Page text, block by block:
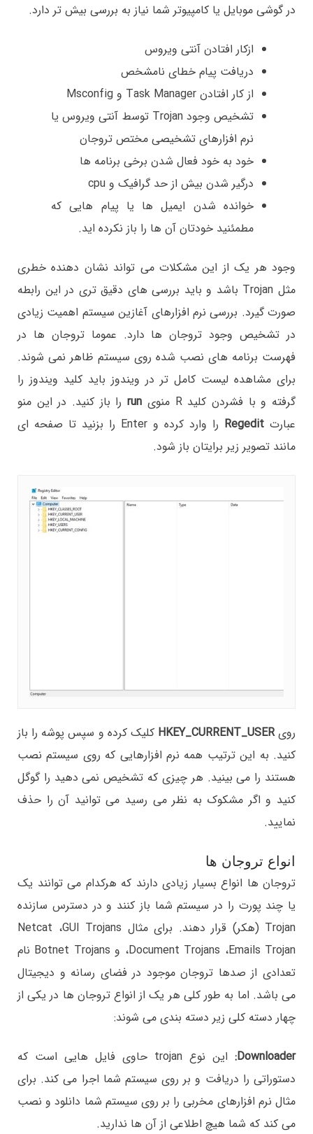
در گوشی موبایل یا کامپیوتر شما نیاز به بررسی بیش تر دارد.
ازکار افتادن آنتی ویروس
دریافت پیام خطای نامشخص
از کار افتادن Task Manager و Msconfig
تشخیص وجود Trojan توسط آنتی ویروس یا
نرم افزارهای تشخیصی مختص تروجان
خود به خود فعال شدن برخی برنامه ها
درگیر شدن بیش از حد گرافیک و cpu
خوانده شدن ایمیل ها یا پیام هایی که
مطمئنید خودتان آن ها را باز نکرده اید.
وجود هر یک از این مشکلات می تواند نشان دهنده خطری
مثل Trojan باشد و باید بررسی های دقیق تری در این رابطه
صورت گیرد. بررسی نرم افزارهای آغازین سیستم اهمیت زیادی
در تشخیص وجود تروجان ها دارد. عموما تروجان ها در
فهرست برنامه های نصب شده روی سیستم ظاهر نمی شوند.
برای مشاهده لیست کامل تر در ویندوز باید کلید ویندوز را
گرفته و با فشردن کلید R منوی
run را باز کنید. در این منو
عبارت Regedit
را وارد کرده و Enter را بزنید تا صفحه ای
مانند تصویر زیر برایتان باز شود.
رویHKEY_CURRENT_USER کلیک کرده و سپس پوشه را باز
کنید. به این ترتیب همه نرم افزارهایی که روی سیستم نصب
هستند را می بینید. هر چیزی که تشخیص نمی دهید را گوگل
کنید و اگر مشکوک به نظر می رسید می توانید آن را حذف
نمایید.
انواع تروجان ها
تروجان ها انواع بسیار زیادی دارند که هرکدام می توانند یک
یا چند پورت را در سیستم شما باز کنند و در دسترس سازنده
Trojan (هکر) قرار دهند. برای مثال Netcat ،GUI Trojans
،Document Trojans ،Emails Trojan و Botnet Trojans نام
تعدادی از صدها تروجان موجود در فضای رسانه و دیجیتال
می باشد. اما به طور کلی هر یک از انواع تروجان ها در یکی از
چهار دسته کلی زیر دسته بندی می شوند:
Downloader:
این نوع trojan حاوی فایل هایی است که
دستوراتی را دریافت و بر روی سیستم شما اجرا می کند. برای
مثال نرم افزارهای مخربی را بر روی سیستم شما دانلود و نصب
می کند که شما هیچ اطلاعی از آن ها ندارید.